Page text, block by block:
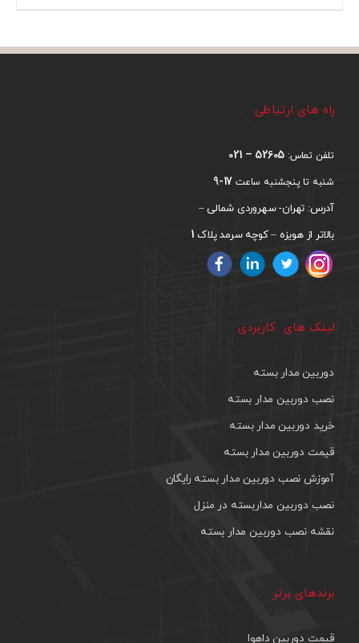
راه های ارتباطی
تلفن تماس: 52605 – 021
شنبه تا پنجشنبه ساعت 17-9
آدرس: تهران- سهروردی شمالی –
بالاتر از هویزه – کوچه سرمد پلاک 1
لینک های کاربردی
دوربین مدار بسته
نصب دوربین مدار بسته
خرید دوربین مدار بسته
قیمت دوربین مدار بسته
آموزش نصب دوربین مدار بسته رایگان
نصب دوربین مداربسته در منزل
نقشه نصب دوربین مدار بسته
برندهای برتر
قیمت دوربین داهوا